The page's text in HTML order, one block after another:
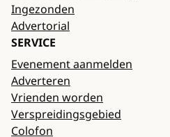
Ingezonden
Advertorial
SERVICE
Evenement aanmelden
Adverteren
Vrienden worden
Verspreidingsgebied
Colofon